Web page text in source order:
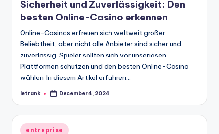
Sicherheit und Zuverlässigkeit: Den
besten Online-Casino erkennen
Online-Casinos erfreuen sich weltweit großer
Beliebtheit, aber nicht alle Anbieter sind sicher und
zuverlässig. Spieler sollten sich vor unseriösen
Plattformen schützen und den besten Online-Casino
wählen. In diesem Artikel erfahren…
Posted
letrank December 4, 2024
Posted
entreprise